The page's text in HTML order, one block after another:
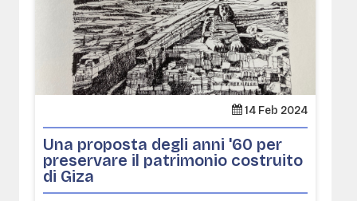
14 Feb 2024
Una proposta degli anni '60 per
preservare il patrimonio costruito
di Giza